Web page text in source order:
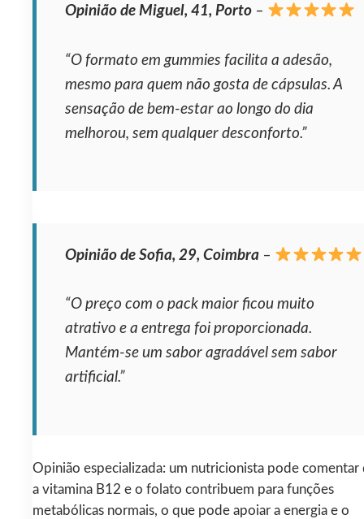
Opinião de Miguel, 41, Porto –
“O formato em gummies facilita a adesão,
mesmo para quem não gosta de cápsulas. A
sensação de bem-estar ao longo do dia
melhorou, sem qualquer desconforto.”
Opinião de Sofia, 29, Coimbra –
“O preço com o pack maior ficou muito
atrativo e a entrega foi proporcionada.
Mantém-se um sabor agradável sem sabor
artificial.”
Opinião especializada: um nutricionista pode comentar
a vitamina B12 e o folato contribuem para funções
metabólicas normais, o que pode apoiar a energia e o